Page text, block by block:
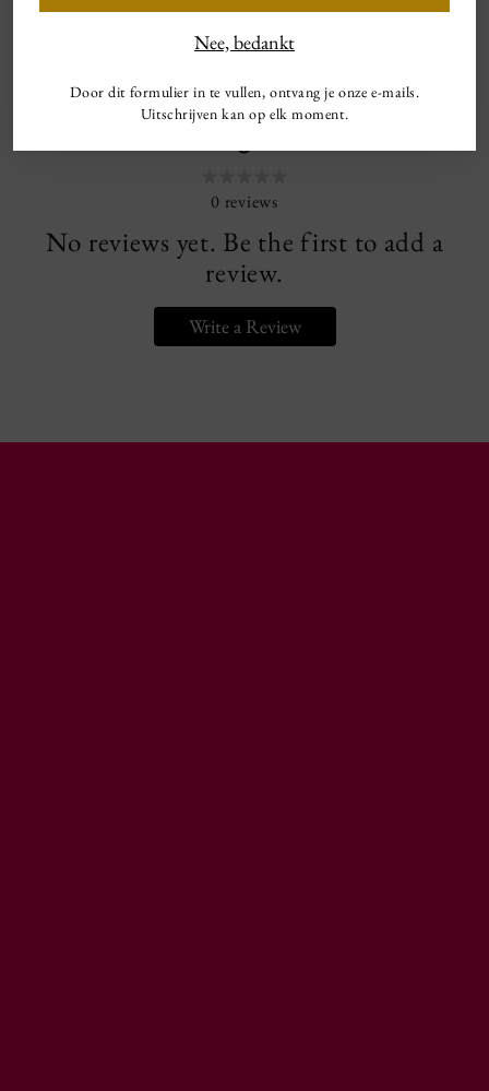
Nee, bedankt
Door dit formulier in te vullen, ontvang je onze e-mails.
Uitschrijven kan op elk moment.
0
0 reviews
No reviews yet. Be the first to add a
review.
Write a Review